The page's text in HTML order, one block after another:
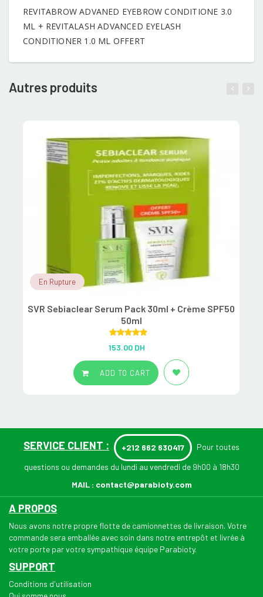
REVITABROW ADVANED EYEBROW CONDITIONE 3.0
ML + REVITALASH ADVANCED EYELASH
CONDITIONER 1.0 ML OFFERT
Autres produits
En Rupture
SVR Sebiaclear Serum Pack 30ml + Crème SPF50
50ml
out of 5
153.00 DH
ADD TO CART
SERVICE CLIENT : +212 662 630417 Pour toutes
questions ou demandes du lundi au vendredi de 9h00 à 18h30
MAIL : contact@parabioty.com
A PROPOS
Nous avons notre propre flotte de camionnettes de livraison. Votre
commande sera emballée avec soin dans notre entrepôt et livrée à
votre porte par votre sympathique équipe Parabioty.
SUPPORT
Conditions d'utilisation